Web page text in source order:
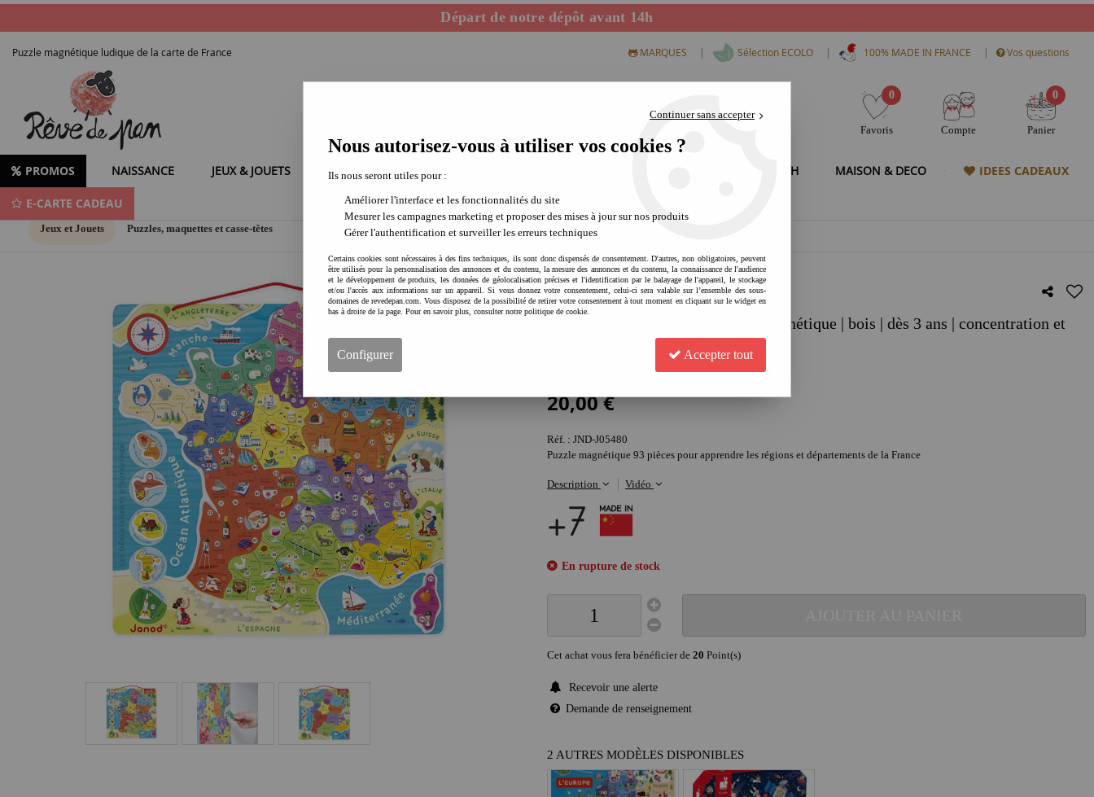
Départ de notre dépôt avant 14h
Puzzle magnétique ludique de la carte de France MARQUES | Sélection ECOLO | 100% MADE IN FRANCE | Vos questions
0
Favoris Compte
0
Panier
PROMOS NAISSANCE JEUX & JOUETS LOISIRS CREATIFS MODE & HIGH TECH MAISON & DECO IDEES CADEAUX
E-CARTE CADEAU
Jeux et Jouets Puzzles, maquettes et casse-têtes
JANOD Puzzle Carte de France magnétique | bois | dès 3 ans | concentration et
repérage spatial | jeu éducatif
20,00€
Réf. : JND-J05480
Puzzle magnétique 93 pièces pour apprendre les régions et départements de la France
Description Vidéo
En rupture de stock
Cet achat vous fera bénéficier de 20 Point(s)
Recevoir une alerte
Demande de renseignement
2 AUTRES MODÈLES DISPONIBLES
Continuer sans accepter
Nous autorisez-vous à utiliser vos cookies ?
Ils nous seront utiles pour :
Améliorer l'interface et les fonctionnalités du site
Mesurer les campagnes marketing et proposer des mises à jour sur nos produits
Gérer l'authentification et surveiller les erreurs techniques
Certains cookies sont nécessaires à des fins techniques, ils sont donc dispensés de consentement. D'autres, non obligatoires, peuvent
être utilisés pour la personnalisation des annonces et du contenu, la mesure des annonces et du contenu, la connaissance de l'audience
et le développement de produits, les données de géolocalisation précises et l'identification par le balayage de l'appareil, le stockage
et/ou l'accès aux informations sur un appareil. Si vous donnez votre consentement, celui-ci sera valable sur l’ensemble des sous-
domaines de revedepan.com. Vous disposez de la possibilité de retirer votre consentement à tout moment en cliquant sur le widget en
bas à droite de la page. Pour en savoir plus, consulter notre politique de cookie.
Configurer Accepter tout